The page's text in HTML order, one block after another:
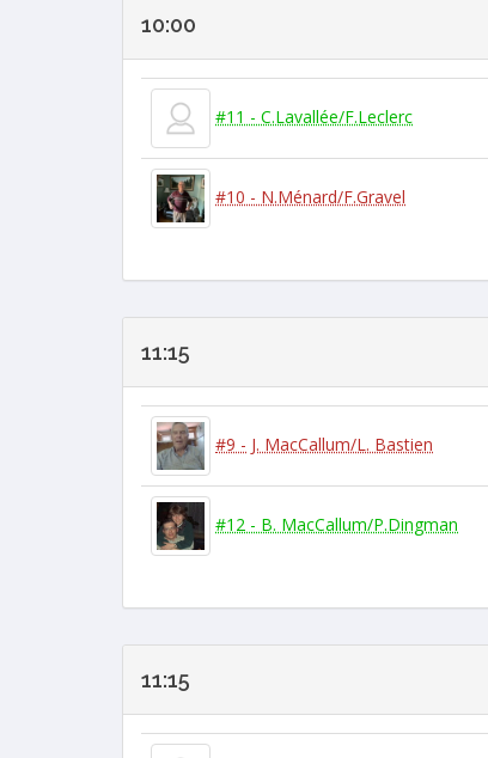
10:00
#11 - C.Lavallée/F.Leclerc
#10 - N.Ménard/F.Gravel
11:15
#9 - J. MacCallum/L. Bastien
#12 - B. MacCallum/P.Dingman
11:15